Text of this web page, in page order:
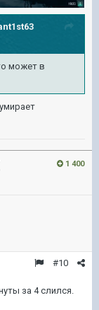
может в
1 400
#10
за 4 слился.